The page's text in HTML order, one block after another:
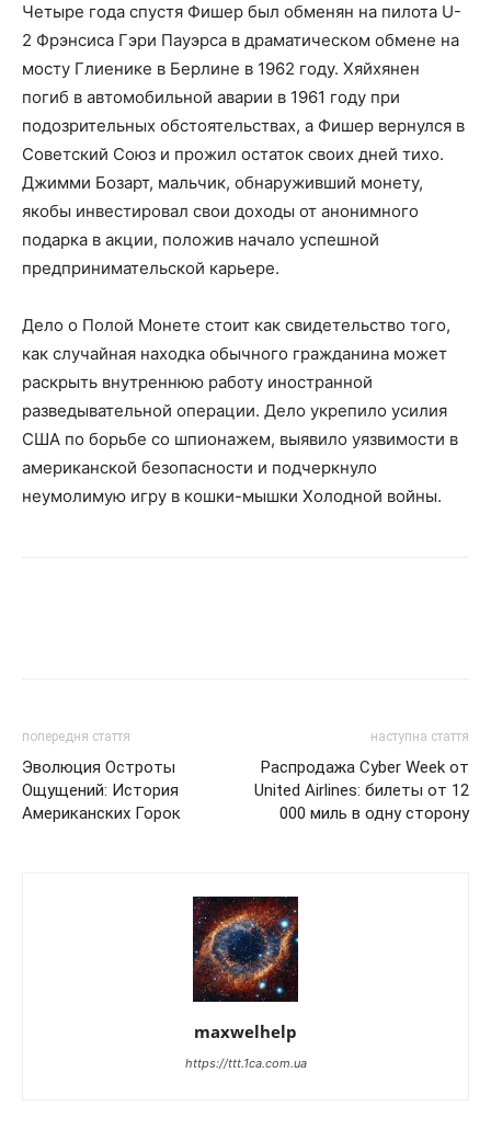
Четыре года спустя Фишер был обменян на пилота U-
2 Фрэнсиса Гэри Пауэрса в драматическом обмене на
мосту Глиенике в Берлине в 1962 году. Хяйхянен
погиб в автомобильной аварии в 1961 году при
подозрительных обстоятельствах, а Фишер вернулся в
Советский Союз и прожил остаток своих дней тихо.
Джимми Бозарт, мальчик, обнаруживший монету,
якобы инвестировал свои доходы от анонимного
подарка в акции, положив начало успешной
предпринимательской карьере.
Дело о Полой Монете стоит как свидетельство того,
как случайная находка обычного гражданина может
раскрыть внутреннюю работу иностранной
разведывательной операции. Дело укрепило усилия
США по борьбе со шпионажем, выявило уязвимости в
американской безопасности и подчеркнуло
неумолимую игру в кошки-мышки Холодной войны.
попередня стаття
Эволюция Остроты
Ощущений: История
Американских Горок
наступна стаття
Распродажа Cyber Week от
United Airlines: билеты от 12
000 миль в одну сторону
maxwelhelp
https://ttt.1ca.com.ua